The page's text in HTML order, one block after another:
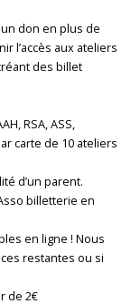
don en plus de
l’accès aux ateliers
des billet
RSA, ASS,
carte de 10 ateliers
d’un parent.
billetterie en
en ligne ! Nous
restantes ou si
de 2€